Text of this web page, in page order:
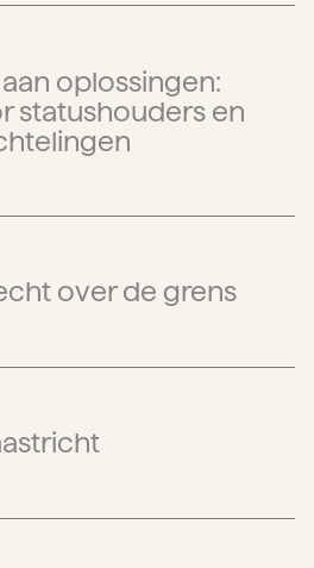
oplossingen:
statushouders en
over de grens